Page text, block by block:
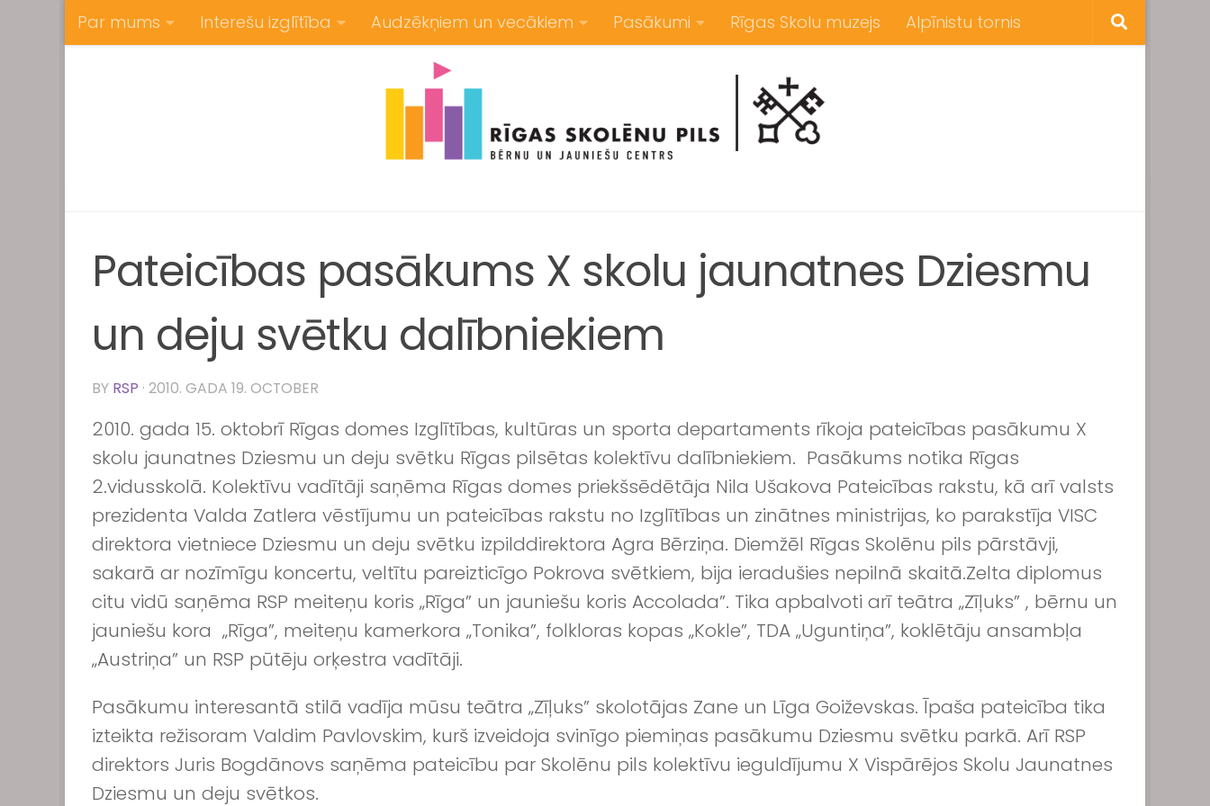
Skip to content
Par mums Interešu izglītība Audzēkņiem un vecākiem Pasākumi Rīgas Skolu muzejs Alpīnistu tornis
Pateicības pasākums X skolu jaunatnes Dziesmu
un deju svētku dalībniekiem
BY RSP · 2010. GADA 19. OCTOBER
2010. gada 15. oktobrī Rīgas domes Izglītības, kultūras un sporta departaments rīkoja pateicības pasākumu X
skolu jaunatnes Dziesmu un deju svētku Rīgas pilsētas kolektīvu dalībniekiem. Pasākums notika Rīgas
2.vidusskolā. Kolektīvu vadītāji saņēma Rīgas domes priekšsēdētāja Nila Ušakova Pateicības rakstu, kā arī valsts
prezidenta Valda Zatlera vēstījumu un pateicības rakstu no Izglītības un zinātnes ministrijas, ko parakstīja VISC
direktora vietniece Dziesmu un deju svētku izpilddirektora Agra Bērziņa. Diemžēl Rīgas Skolēnu pils pārstāvji,
sakarā ar nozīmīgu koncertu, veltītu pareizticīgo Pokrova svētkiem, bija ieradušies nepilnā skaitā.Zelta diplomus
citu vidū saņēma RSP meiteņu koris „Rīga” un jauniešu koris Accolada”. Tika apbalvoti arī teātra „Zīļuks” , bērnu un
jauniešu kora „Rīga”, meiteņu kamerkora „Tonika”, folkloras kopas „Kokle”, TDA „Uguntiņa”, koklētāju ansambļa
„Austriņa” un RSP pūtēju orķestra vadītāji.
Pasākumu interesantā stilā vadīja mūsu teātra „Zīļuks” skolotājas Zane un Līga Goiževskas. Īpaša pateicība tika
izteikta režisoram Valdim Pavlovskim, kurš izveidoja svinīgo piemiņas pasākumu Dziesmu svētku parkā. Arī RSP
direktors Juris Bogdānovs saņēma pateicību par Skolēnu pils kolektīvu ieguldījumu X Vispārējos Skolu Jaunatnes
Dziesmu un deju svētkos.